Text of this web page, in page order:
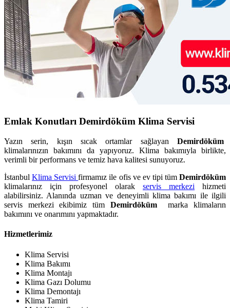
Emlak Konutları Demirdöküm Klima Servisi
Yazın serin, kışın sıcak ortamlar sağlayan Demirdöküm
klimalarınızın bakımını da yapıyoruz. Klima bakımıyla birlikte,
verimli bir performans ve temiz hava kalitesi sunuyoruz.
İstanbulKlima Servisifirmamız ile ofis ve ev tipi tümDemirdöküm
klimalarınız için profesyonel olarak servis merkezi hizmeti
alabilirsiniz. Alanında uzman ve deneyimli klima bakımı ile ilgili
servis merkezi ekibimiz tüm Demirdökümmarka klimaların
bakımını ve onarımını yapmaktadır.
Hizmetlerimiz
Klima Servisi
Klima Bakımı
Klima Montajı
Klima Gazı Dolumu
Klima Demontajı
Klima Tamiri